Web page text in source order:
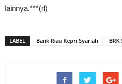
lainnya.***(rl)
LABEL Bank Riau Kepri Syariah BRK